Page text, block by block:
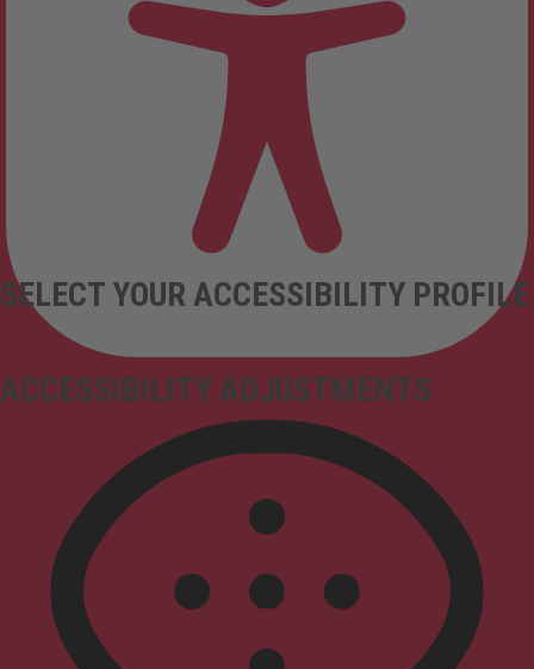
ACCESSIBILITY ADJUSTMENTS
SELECT YOUR ACCESSIBILITY PROFILE